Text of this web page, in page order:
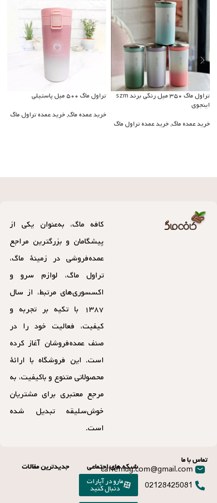
تراول ماگ ۳۵۰ میل رنگی برند szm
اینجوی
خرید عمده ماگ,خرید عمده تراول ماگ
تراول ماگ ۵۰۰ میل پاستیلی
خرید عمده ماگ,خرید عمده تراول ماگ
کافه ماگ، به‌عنوان یکی از
پیشگامان و بزرگترین مراجع
عمده‌فروشی در زمینهٔ ماگ،
تراول ماگ، لوازم سرو و
اکسسوری‌های مرتبط، از سال
۱۳۸۷ با تکیه بر تجربه و
کیفیت، فعالیت خود را در
صنف عمده‌فروشان آغاز کرده
است. این فروشگاه با ارائهٔ
محصولاتی متنوع و باکیفیت، به
مرجع معتبری برای مشتریان
خوش‌سلیقه تبدیل شده
است.
تماس با ما
caffemug.com@gmail.com
02128425081
شبکه های اجتماعی
مارو در آپارات
دنبال کنید
جدیدترین مقالات